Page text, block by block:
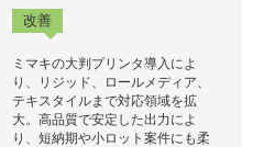
改善
ミマキの大判プリンタ導入によ
り、リジッド、ロールメディア、
テキスタイルまで対応領域を拡
大。高品質で安定した出力によ
り、短納期や小ロット案件にも柔